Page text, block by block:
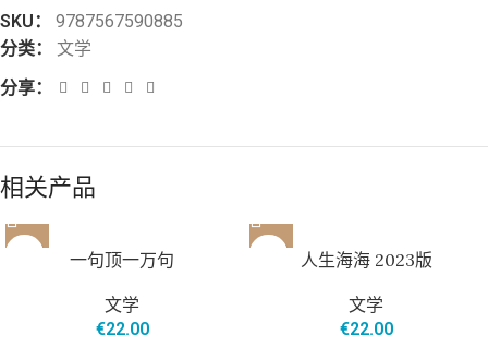
SKU： 9787567590885
分类：
文学
分享：
相关产品
一句顶一万句
文学
€22.00
人生海海 2023版
文学
€22.00